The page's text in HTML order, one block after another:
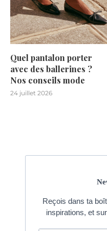
Quel pantalon porter
avec des ballerines ?
Nos conseils mode
24 juillet 2026
Reçois dans ta
inspirations, et